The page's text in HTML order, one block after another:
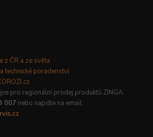
z ČR a ze světa
technické poradenství
pro regionální prodej produktů ZINGA.
007 nebo napište na email: